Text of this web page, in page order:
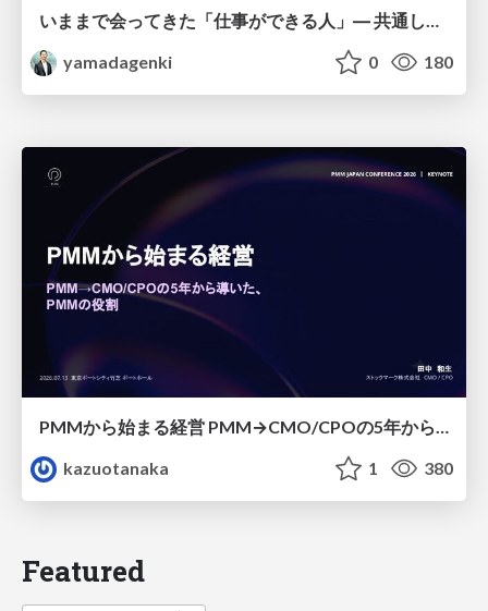
いままで会ってきた「仕事ができる人」― 共通していた5つの特徴とAI時代の活かし方
yamadagenki
0 180
kazuotanaka
1 380
Featured